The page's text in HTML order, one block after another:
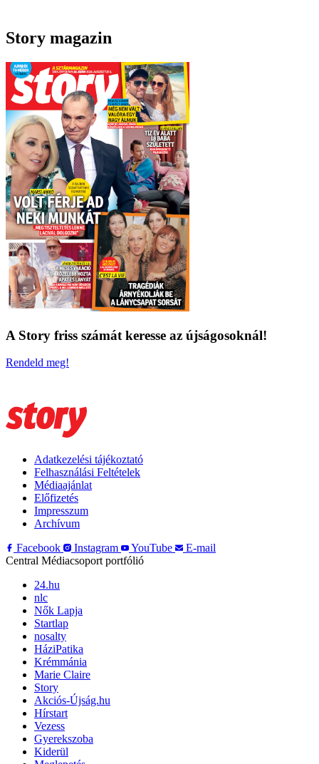
Story magazin
A Story friss számát keresse az újságosoknál!
Rendeld meg!
Adatkezelési tájékoztató
Felhasználási Feltételek
Médiaajánlat
Előfizetés
Impresszum
Archívum
Facebook
Instagram YouTube
E-mail
Central Médiacsoport portfólió
24.hu
nlc
Nők Lapja
Startlap
nosalty
HáziPatika
Krémmánia
Marie Claire
Story
Akciós-Újság.hu
Hírstart
Vezess
Gyerekszoba
Kiderül